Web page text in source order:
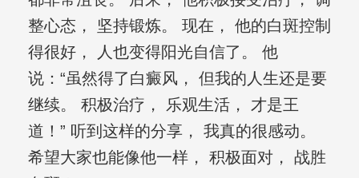
整心态， 坚持锻炼。 现在， 他的白斑控制
得很好， 人也变得阳光自信了。 他
说：“虽然得了白癜风， 但我的人生还是要
继续。 积极治疗， 乐观生活， 才是王
道！” 听到这样的分享， 我真的很感动。
希望大家也能像他一样， 积极面对， 战胜